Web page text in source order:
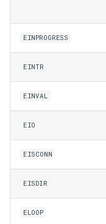
EINPROGRESS
EINTR
EINVAL
EIO
EISCONN
EISDIR
ELOOP